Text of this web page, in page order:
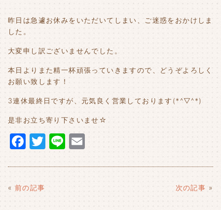
昨日は急遽お休みをいただいてしまい、ご迷惑をおかけしま
した。
大変申し訳ございませんでした。
本日よりまた精一杯頑張っていきますので、どうぞよろしく
お願い致します！
3連休最終日ですが、元気良く営業しております(*^▽^*)
是非お立ち寄り下さいませ☆
F
c
e
T
it
Li
n
e ai
« 前の記事 次の記事 »